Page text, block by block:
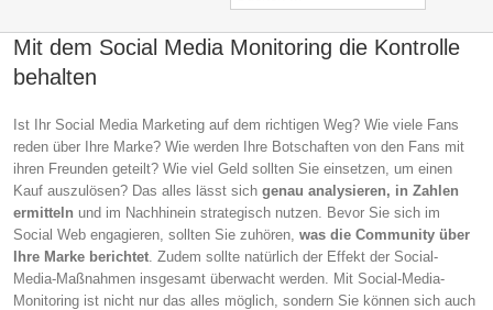
Mit dem Social Media Monitoring die Kontrolle
behalten
Ist Ihr Social Media Marketing auf dem richtigen Weg? Wie viele Fans
reden über Ihre Marke? Wie werden Ihre Botschaften von den Fans mit
ihren Freunden geteilt? Wie viel Geld sollten Sie einsetzen, um einen
Kauf auszulösen? Das alles lässt sich genau analysieren, in Zahlen
ermitteln und im Nachhinein strategisch nutzen. Bevor Sie sich im
Social Web engagieren, sollten Sie zuhören, was die Community über
Ihre Marke berichtet. Zudem sollte natürlich der Effekt der Social-
Media-Maßnahmen insgesamt überwacht werden. Mit Social-Media-
Monitoring ist nicht nur das alles möglich, sondern Sie können sich auch